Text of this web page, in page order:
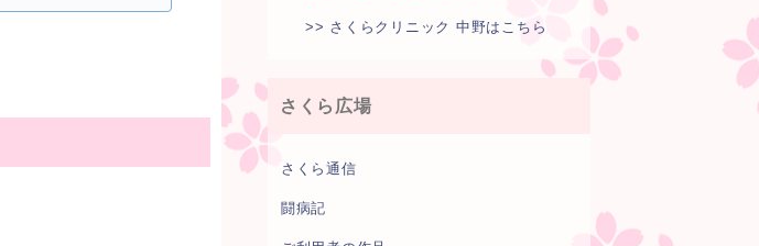
>> さくらクリニック 中野はこちら
さくら広場
さくら通信
闘病記